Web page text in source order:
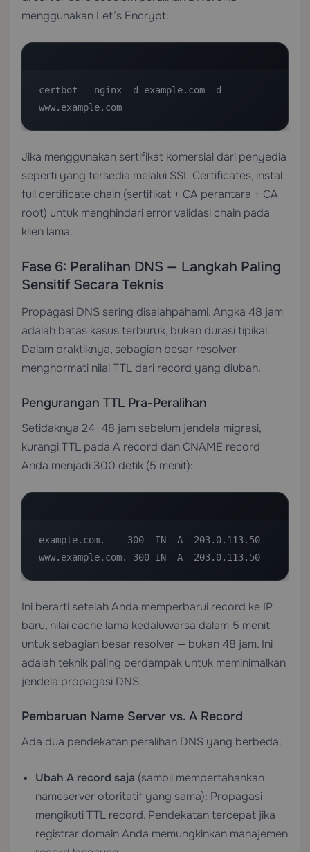
menggunakan Let’s Encrypt:
certbot --nginx -d example.com -d
www.example.com
Jika menggunakan sertifikat komersial dari penyedia
seperti yang tersedia melalui SSL Certificates, instal
full certificate chain (sertifikat + CA perantara + CA
root) untuk menghindari error validasi chain pada
klien lama.
Fase 6: Peralihan DNS — Langkah Paling
Sensitif Secara Teknis
Propagasi DNS sering disalahpahami. Angka 48 jam
adalah batas kasus terburuk, bukan durasi tipikal.
Dalam praktiknya, sebagian besar resolver
menghormati nilai TTL dari record yang diubah.
Pengurangan TTL Pra-Peralihan
Setidaknya 24–48 jam sebelum jendela migrasi,
kurangi TTL pada A record dan CNAME record
Anda menjadi 300 detik (5 menit):
example.com.    300  IN  A  203.0.113.50
www.example.com. 300 IN  A  203.0.113.50
Ini berarti setelah Anda memperbarui record ke IP
baru, nilai cache lama kedaluwarsa dalam 5 menit
untuk sebagian besar resolver — bukan 48 jam. Ini
adalah teknik paling berdampak untuk meminimalkan
jendela propagasi DNS.
Pembaruan Name Server vs. A Record
Ada dua pendekatan peralihan DNS yang berbeda:
Ubah A record saja (sambil mempertahankan
nameserver otoritatif yang sama): Propagasi
mengikuti TTL record. Pendekatan tercepat jika
registrar domain Anda memungkinkan manajemen